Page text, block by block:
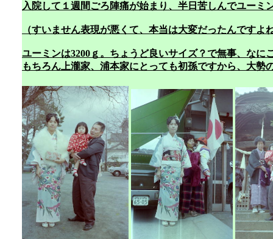
入院して１週間ごろ陣痛が始まり、半日苦しんでユーミ
（すいません表現が悪くて、本当は大変だったんですよ
ユーミンは3200ｇ。ちょうど良いサイズ？で無事、なに
もちろん上瀧家、浦本家にとっても初孫ですから、大勢